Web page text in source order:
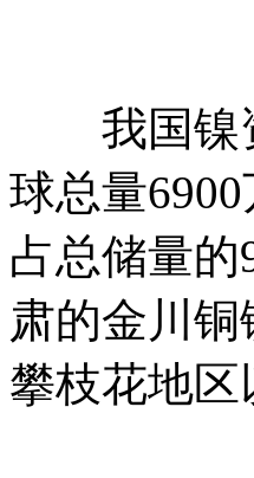
我国镍资
球总量
占总储量的
肃的金川
攀枝花地